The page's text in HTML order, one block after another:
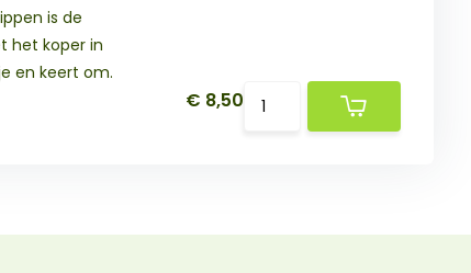
is de
het koper in
en keert om.
€ 8,50